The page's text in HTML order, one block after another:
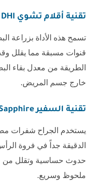
تقنية أقلام تشوي DHI المتقدمة
تسمح هذه الأداة بزراعة
قنوات مسبقة مما يقلل
الطريقة من معدل بقاء
خارج جسم المريض.
تقنية السفير Sapphire المتطورة
يستخدم الجراح شفرات
الدقيقة جداً في فروة
حدوث حساسية وتقلل من
ملحوظ وسريع.